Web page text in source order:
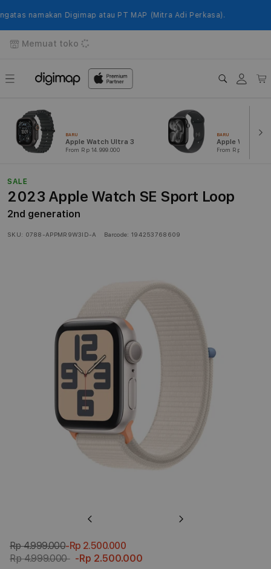
ke
namakan Digimap atau PT MAP (Mitra Adi Perkasa).
Memuat toko
Login
BARU
Apple Watch Ultra 3
From Rp 14.999.000
BARU
Apple Watch
From Rp 7.299.000
SALE
2023 Apple Watch SE Sport Loop
2nd generation
SKU: 0788-APPMR9W3ID-A Barcode: 194253768609
Previous Next
Rp 4.999.000-Rp 2.500.000
Rp 4.999.000 -Rp 2.500.000